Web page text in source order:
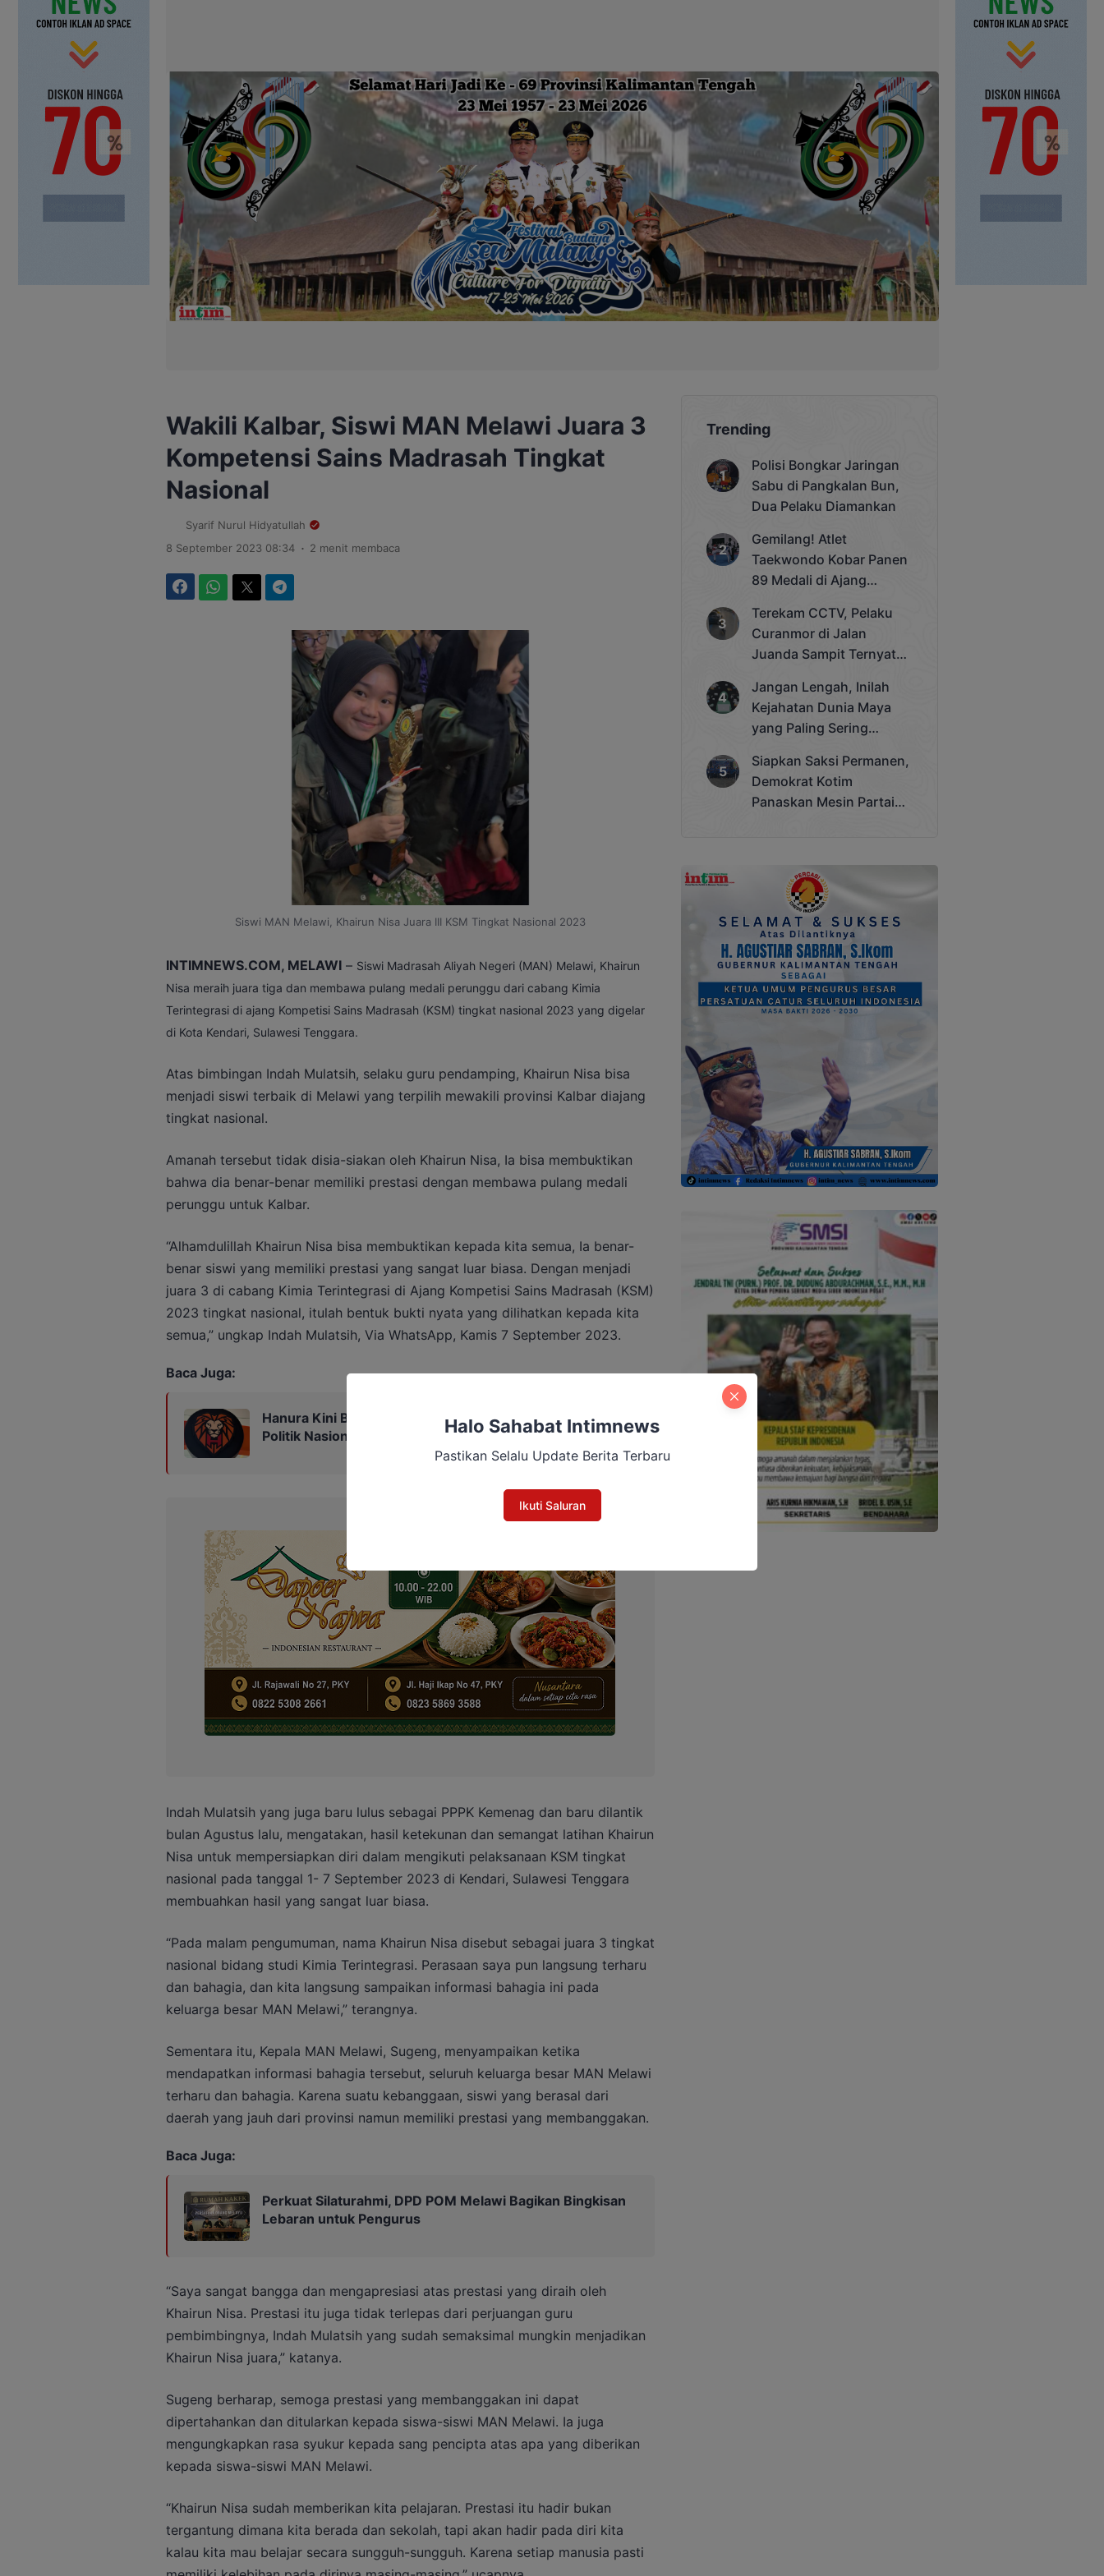
Wakili Kalbar, Siswi MAN Melawi Juara 3
Kompetensi Sains Madrasah Tingkat
Nasional
Syarif Nurul Hidyatullah
8 September 2023 08:34 . 2 menit membaca
Siswi MAN Melawi, Khairun Nisa Juara III KSM Tingkat Nasional 2023
INTIMNEWS.COM, MELAWI– Siswi Madrasah Aliyah Negeri (MAN) Melawi, Khairun
Nisa meraih juara tiga dan membawa pulang medali perunggu dari cabang Kimia
Terintegrasi di ajang Kompetisi Sains Madrasah (KSM) tingkat nasional 2023 yang digelar
di Kota Kendari, Sulawesi Tenggara.
Atas bimbingan Indah Mulatsih, selaku guru pendamping, Khairun Nisa bisa
menjadi siswi terbaik di Melawi yang terpilih mewakili provinsi Kalbar diajang
tingkat nasional.
Amanah tersebut tidak disia-siakan oleh Khairun Nisa, Ia bisa membuktikan
bahwa dia benar-benar memiliki prestasi dengan membawa pulang medali
perunggu untuk Kalbar.
“Alhamdulillah Khairun Nisa bisa membuktikan kepada kita semua, Ia benar-
benar siswi yang memiliki prestasi yang sangat luar biasa. Dengan menjadi
juara 3 di cabang Kimia Terintegrasi di Ajang Kompetisi Sains Madrasah (KSM)
2023 tingkat nasional, itulah bentuk bukti nyata yang dilihatkan kepada kita
semua,” ungkap Indah Mulatsih, Via WhatsApp, Kamis 7 September 2023.
Baca Juga:
Hanura Kini Berlogo Singa, Kirim Sinyal Kuat ke Panggung
Politik Nasional
Indah Mulatsih yang juga baru lulus sebagai PPPK Kemenag dan baru dilantik
bulan Agustus lalu, mengatakan, hasil ketekunan dan semangat latihan Khairun
Nisa untuk mempersiapkan diri dalam mengikuti pelaksanaan KSM tingkat
nasional pada tanggal 1- 7 September 2023 di Kendari, Sulawesi Tenggara
membuahkan hasil yang sangat luar biasa.
“Pada malam pengumuman, nama Khairun Nisa disebut sebagai juara 3 tingkat
nasional bidang studi Kimia Terintegrasi. Perasaan saya pun langsung terharu
dan bahagia, dan kita langsung sampaikan informasi bahagia ini pada
keluarga besar MAN Melawi,” terangnya.
Sementara itu, Kepala MAN Melawi, Sugeng, menyampaikan ketika
mendapatkan informasi bahagia tersebut, seluruh keluarga besar MAN Melawi
terharu dan bahagia. Karena suatu kebanggaan, siswi yang berasal dari
daerah yang jauh dari provinsi namun memiliki prestasi yang membanggakan.
Baca Juga:
Perkuat Silaturahmi, DPD POM Melawi Bagikan Bingkisan
Lebaran untuk Pengurus
“Saya sangat bangga dan mengapresiasi atas prestasi yang diraih oleh
Khairun Nisa. Prestasi itu juga tidak terlepas dari perjuangan guru
pembimbingnya, Indah Mulatsih yang sudah semaksimal mungkin menjadikan
Khairun Nisa juara,” katanya.
Sugeng berharap, semoga prestasi yang membanggakan ini dapat
dipertahankan dan ditularkan kepada siswa-siswi MAN Melawi. Ia juga
mengungkapkan rasa syukur kepada sang pencipta atas apa yang diberikan
kepada siswa-siswi MAN Melawi.
“Khairun Nisa sudah memberikan kita pelajaran. Prestasi itu hadir bukan
tergantung dimana kita berada dan sekolah, tapi akan hadir pada diri kita
kalau kita mau belajar secara sungguh-sungguh. Karena setiap manusia pasti
Trending
Polisi Bongkar Jaringan
Sabu di Pangkalan Bun,
Dua Pelaku Diamankan
Gemilang! Atlet
Taekwondo Kobar Panen
89 Medali di Ajang
Cup 2025
Terekam CCTV, Pelaku
Curanmor di Jalan
Juanda Sampit Ternyata
Jangan Lengah, Inilah
Kejahatan Dunia Maya
yang Paling Sering
Siapkan Saksi Permanen,
Demokrat Kotim
Panaskan Mesin Partai
Halo Sahabat Intimnews
Pastikan Selalu Update Berita Terbaru
Ikuti Saluran